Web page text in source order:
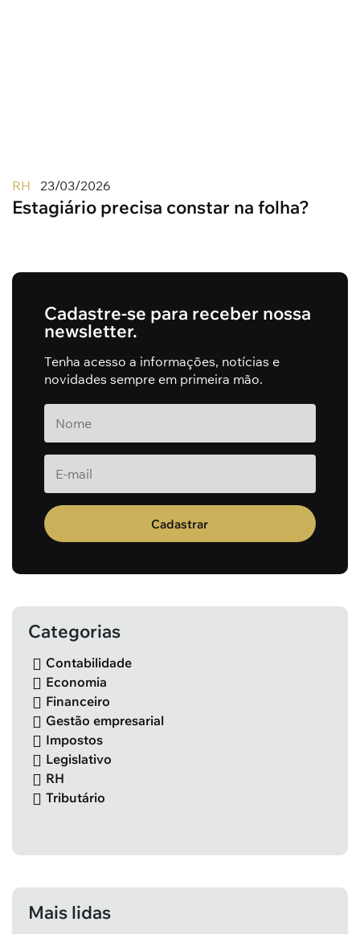
RH 23/03/2026
Estagiário precisa constar na folha?
Cadastre-se para receber nossa
newsletter.
Tenha acesso a informações, notícias e
novidades sempre em primeira mão.
Cadastrar
Categorias
Contabilidade
Economia
Financeiro
Gestão empresarial
Impostos
Legislativo
RH
Tributário
Mais lidas